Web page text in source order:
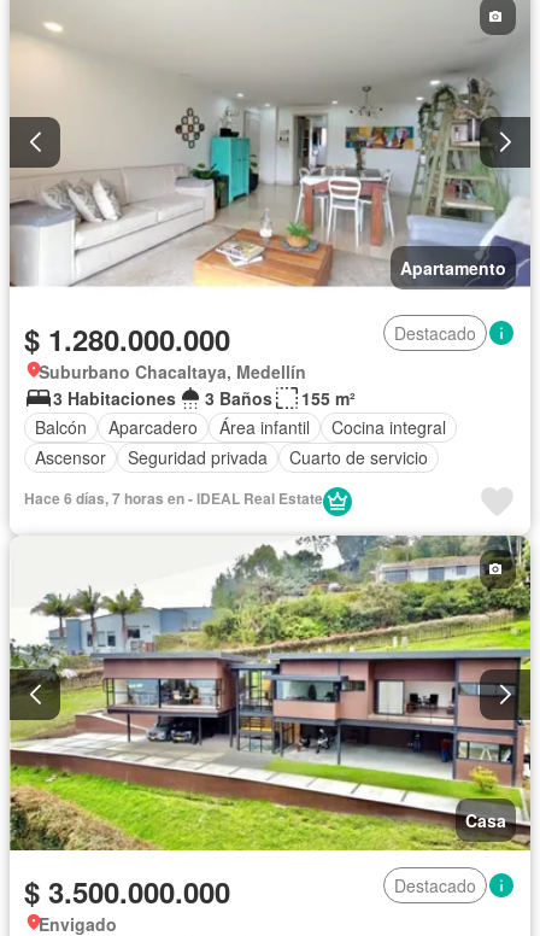
Apartamento
$ 1.280.000.000
Destacado
Suburbano Chacaltaya, Medellín
3 Habitaciones
3 Baños
155 m²
Balcón
Aparcadero Área infantil
Cocina integral
Ascensor
Seguridad privada Cuarto de servicio
Hace 6 días, 7 horas en - IDEAL Real Estate
Casa
$ 3.500.000.000
Destacado
Envigado